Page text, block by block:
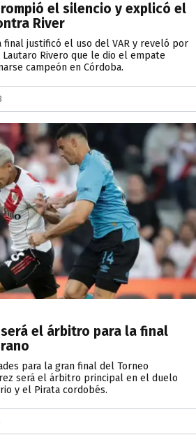
rompió el silencio y explicó el
River
justificó el uso del VAR y reveló por
Lautaro Rivero que le dio el empate
campeón en Córdoba.
será el árbitro para la final
para la gran final del Torneo
será el árbitro principal en el duelo
y el Pirata cordobés.